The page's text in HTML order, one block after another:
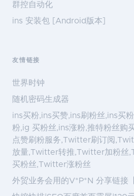
群控自动化
ins 安装包 [Android版本]
友情链接
世界时钟
随机密码生成器
ins买粉,ins买赞,ins刷粉丝,ins买
粉,ig 买粉丝,ins涨粉,推特粉丝
点赞刷粉服务,Twitter刷订阅
放量,Twitter转推,Twitter加粉丝
买粉丝,Twitter涨粉丝
外贸业务会用的V*P*N 分享链接